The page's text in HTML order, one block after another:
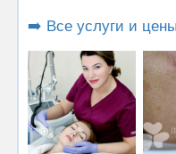
➡️ Все услуги и